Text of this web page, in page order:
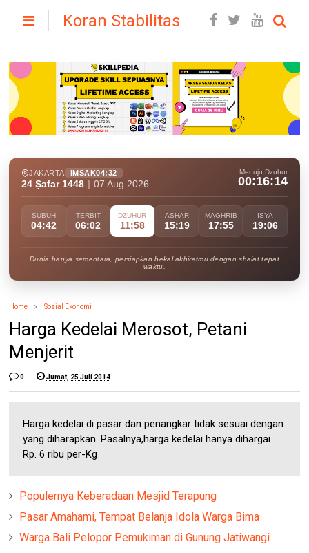
Koran Stabilitas
JAKARTA IMSAK04:32
24 Ṣafar 1448 07 Aug 2026
Menuju Dzuhur
00:16:13
SUBUH
04:42
TERBIT
06:02
DZUHUR
11:58
ASHAR
15:19
MAGHRIB
17:55
ISYA
19:06
Dunia hanya sementara, persiapkan bekal akhiratmu dengan shalat tepat
waktu.
Home Sosial Ekonomi
Harga Kedelai Merosot, Petani
Menjerit
0 Jumat, 25 Juli 2014
Harga kedelai di pasar dan penangkar tidak sesuai dengan
yang diharapkan. Pasalnya,harga kedelai hanya dihargai
Rp. 6 ribu per-Kg
Populernya Keberadaan Mesjid Terapung
Pasar Amahami, Tempat Belanja Idola Warga Bima
Warga Bali Pelopor Pemukiman di Gunung Jatiwangi